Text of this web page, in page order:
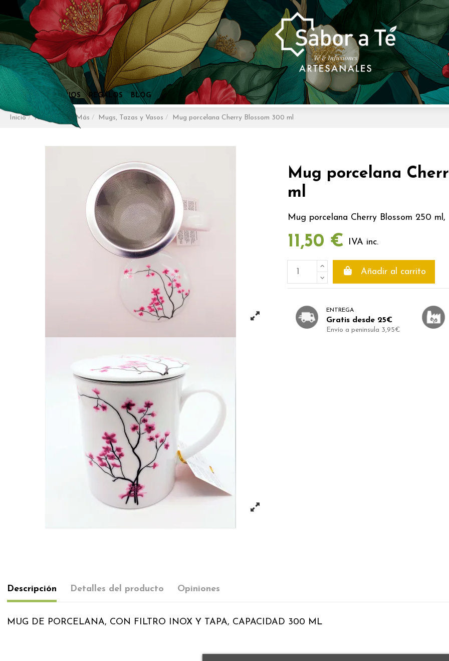
Inicio Accesorios y Más Mugs, Tazas y Vasos Mug porcelana Cherry Blossom 300 ml
Mug porcelana
ml
Mug porcelana Cherry Blossom 250
11,50 € IVA inc.
Añadir al carrito
ENTREGA
Gratis desde 25€
Envío a peninsula 3,95€
Descripción Detalles del producto Opiniones
MUG DE PORCELANA, CON FILTRO INOX Y TAPA, CAPACIDAD 300 ML